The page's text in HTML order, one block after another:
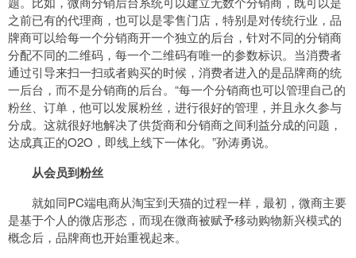
之前已有的代理商，也可以是零售门店，特别是对传统行业，品
牌商可以给每一个分销商开一个独立的后台，针对不同的分销商
分配不同的二维码，每一个二维码有唯一的参数标识。当消费者
通过引导来扫一扫或者购买的时候，消费者进入的是品牌商的统
一后台，而不是分销商的后台。“每一个分销商也可以管理自己的
粉丝、订单，他可以发展粉丝，进行很好的管理，并且永久参与
分成。这就很好地解决了供货商和分销商之间利益分成的问题，
达成真正的O2O，即线上线下一体化。”孙涛勇说。
从会员到粉丝
就如同PC端电商从淘宝到天猫的过程一样，最初，微商主要
是基于个人的微店形态，而现在微商被赋予移动购物新兴模式的
概念后，品牌商也开始重视起来。